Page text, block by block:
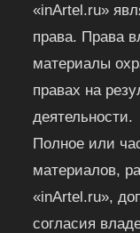
«inArtel.ru»
права. Права
материалы
правах на
деятельности.
Полное или
материалов,
«inArtel.ru»,
согласия